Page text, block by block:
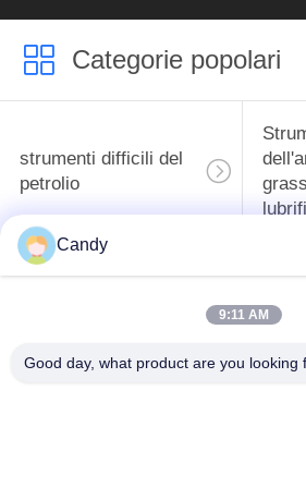
Categorie popolari
strumenti difficili del
petrolio
Apparecchiatura di
Candy
9:11 AM
Good day, what product are you looking